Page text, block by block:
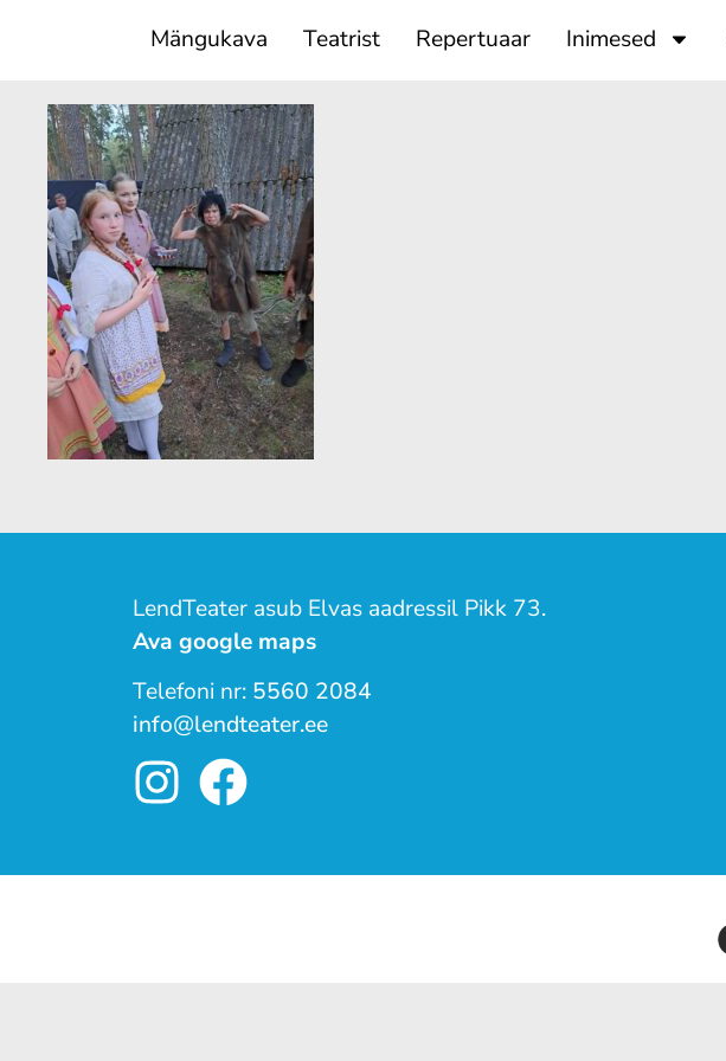
Mängukava Teatrist Repertuaar Inimesed
LendTeater asub Elvas aadressil Pikk 73.
Ava google maps
Telefoni nr: 5560 2084
info@lendteater.ee